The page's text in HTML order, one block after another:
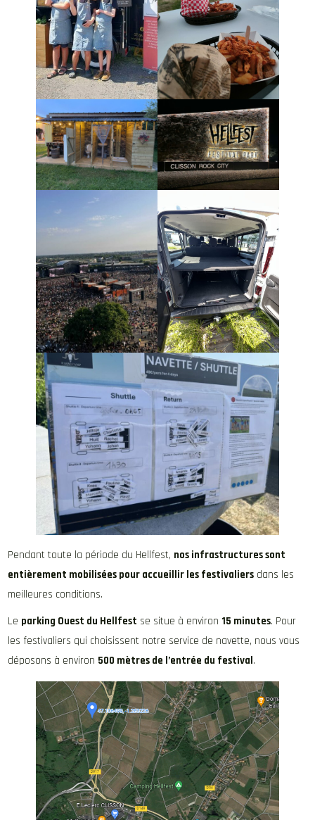
Pendant toute la période du Hellfest, nos infrastructures sont
entièrement mobilisées pour accueillir les festivaliers dans les
meilleures conditions.
Le parking Ouest du Hellfest se situe à environ 15 minutes. Pour
les festivaliers qui choisissent notre service de navette, nous vous
déposons à environ 500 mètres de l’entrée du festival.